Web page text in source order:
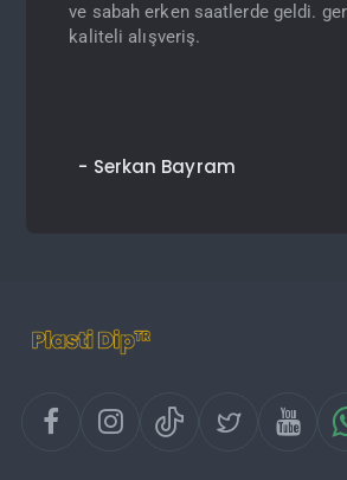
ve sabah erken saatlerde geldi.
kaliteli alışveriş.
- Serkan Bayram